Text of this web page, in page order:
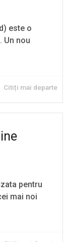
este o
Un nou
Citiți mai departe
pentru
mai noi